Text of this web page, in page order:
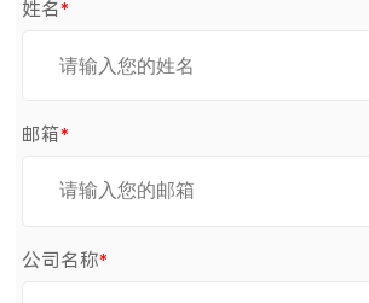
姓名*
邮箱*
公司名称*